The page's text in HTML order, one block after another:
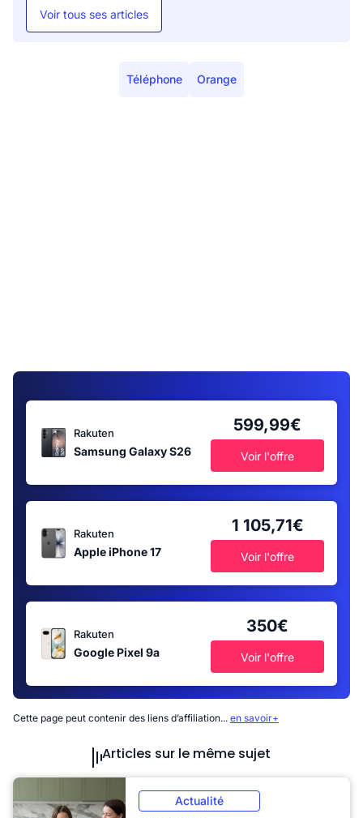
Voir tous ses articles
Téléphone Orange
Rakuten
Samsung Galaxy S26
599,99€
Voir l'offre
Rakuten
Apple iPhone 17
1 105,71€
Voir l'offre
Rakuten
Google Pixel 9a
350€
Voir l'offre
Cette page peut contenir des liens d’affiliation... en savoir+
Articles sur le même sujet
Actualité